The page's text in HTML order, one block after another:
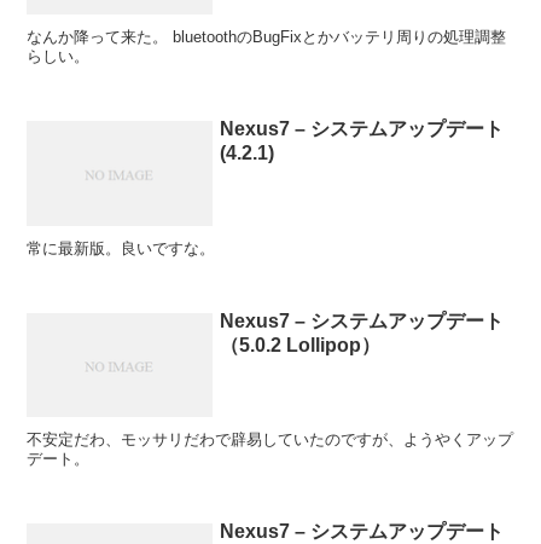
なんか降って来た。 bluetoothのBugFixとかバッテリ周りの処理調整
らしい。
Nexus7 – システムアップデート
(4.2.1)
常に最新版。良いですな。
Nexus7 – システムアップデート
（5.0.2 Lollipop）
不安定だわ、モッサリだわで辟易していたのですが、ようやくアップ
デート。
Nexus7 – システムアップデート